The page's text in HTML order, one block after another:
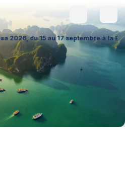
au 17 septembre à la Porte de